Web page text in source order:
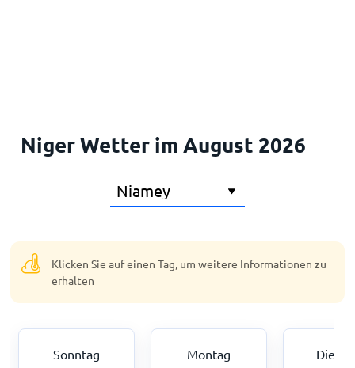
Niger Wetter im August 2026
Klicken Sie auf einen Tag, um weitere Informationen zu
erhalten
Sonntag Montag